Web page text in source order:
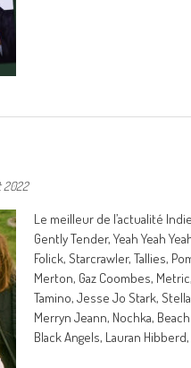
2022
Le meilleur de l’actualité
Gently Tender, Yeah Yeah
Folick, Starcrawler, Tallies,
Merton, Gaz Coombes,
Tamino, Jesse Jo Stark,
Merryn Jeann, Nochka,
Black Angels, Lauran